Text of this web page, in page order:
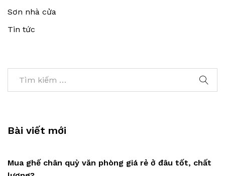
Sơn nhà cửa
Tin tức
Bài viết mới
Mua ghế chân quỳ văn phòng giá rẻ ở đâu tốt, chất